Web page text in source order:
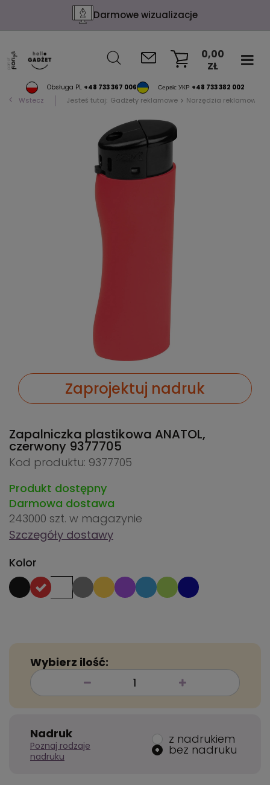
Darmowe wizualizacje
Obsługa PL +48 733 367 006 Сервіс УКР +48 733 382 002
0,00
ZŁ
Wstecz Jesteś tutaj: Gadżety reklamowe Narzędzia reklamowe
Zaprojektuj nadruk
Zapalniczka plastikowa ANATOL,
czerwony 9377705
Kod produktu: 9377705
Produkt dostępny
Darmowa dostawa
243000 szt. w magazynie
Szczegóły dostawy
Kolor
Wybierz ilość:
Nadruk
Poznaj rodzaje
nadruku
z nadrukiem
bez nadruku